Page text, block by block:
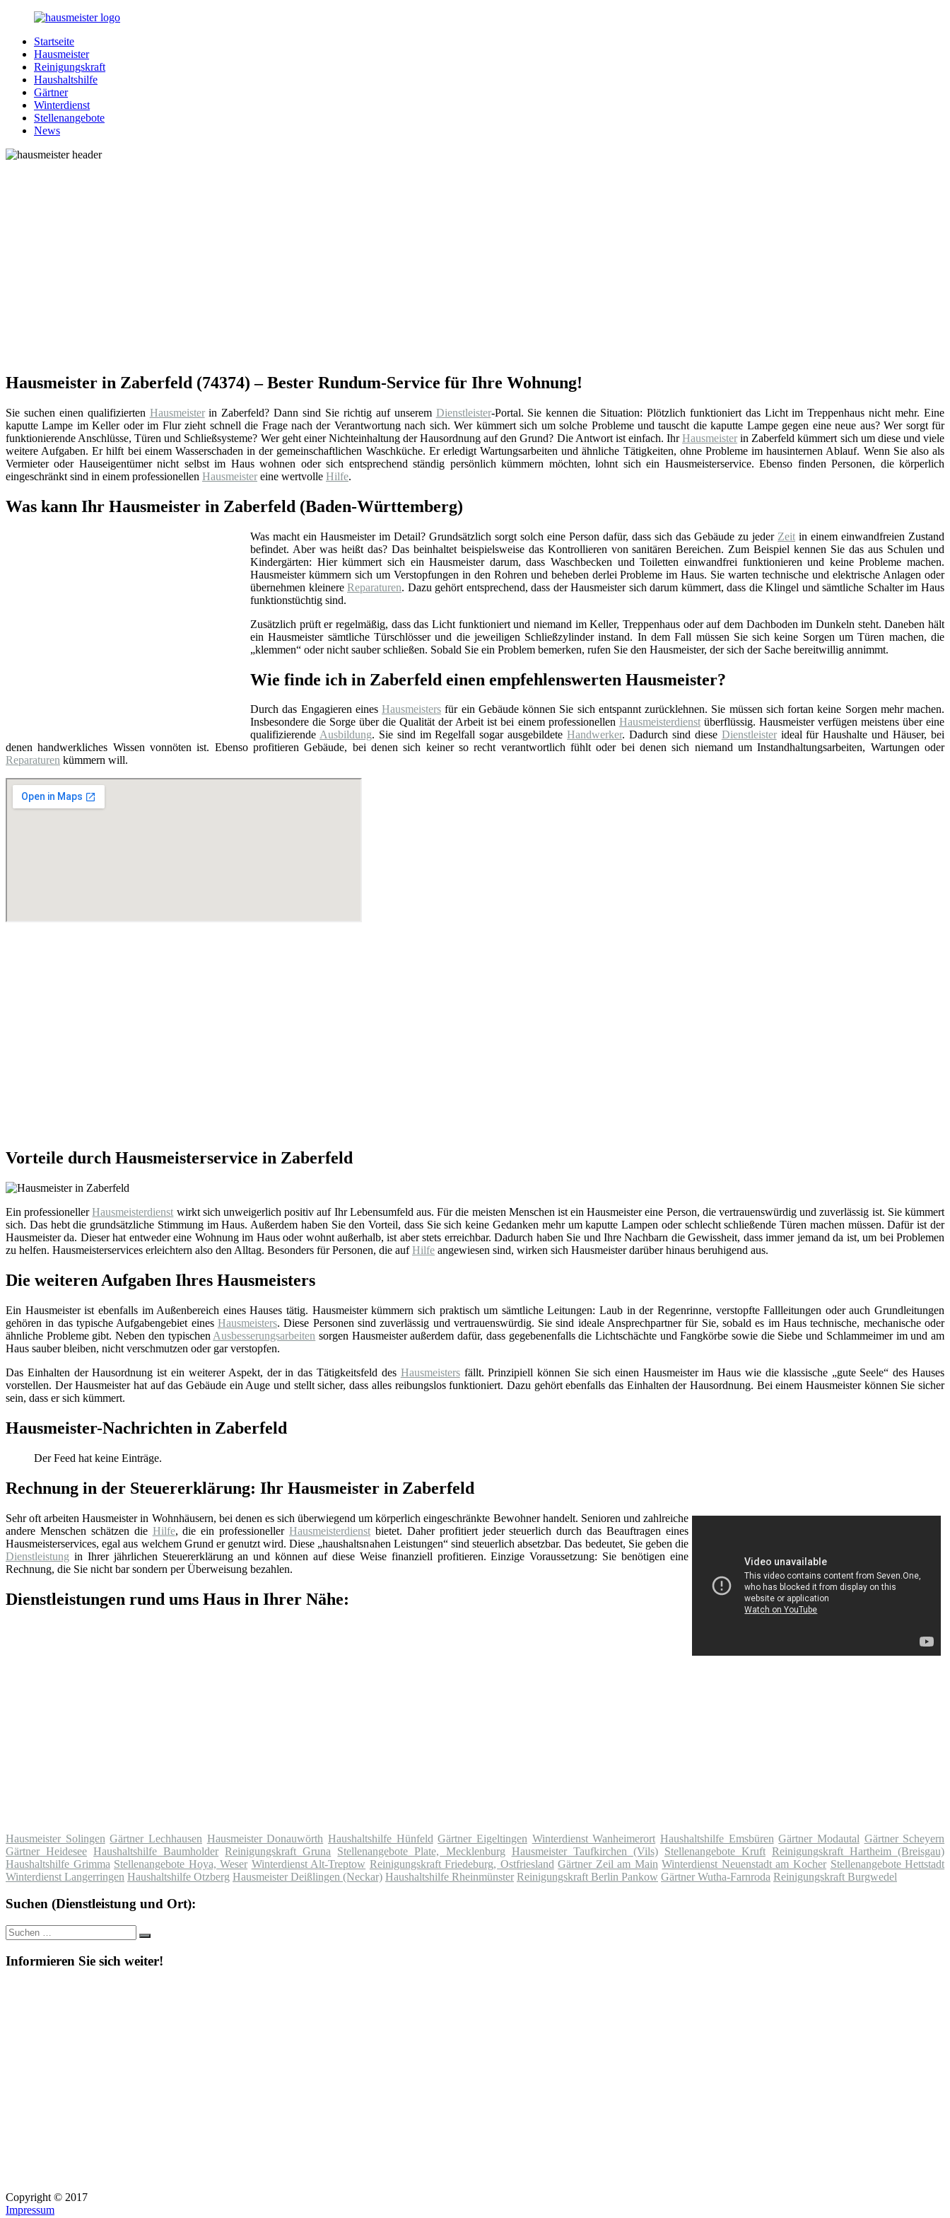
Zurück
Inhalt
Hausmeister.de
Alles
rund
Ihren
Haushalt
Startseite
Hausmeister
Reinigungskraft
Haushaltshilfe
Gärtner
Winterdienst
Stellenangebote
News
Hausmeister in Zaberfeld (74374) – Bester Rundum-Service für Ihre Wohnung!
Sie suchen einen qualifizierten Hausmeisterin Zaberfeld? Dann sind Sie richtig auf unserem Dienstleister-Portal. Sie kennen die Situation: Plötzlich funktioniert das Licht im Treppenhaus nicht mehr. Eine
kaputte Lampe im Keller oder im Flur zieht schnell die Frage nach der Verantwortung nach sich. Wer kümmert sich um solche Probleme und tauscht die kaputte Lampe gegen eine neue aus? Wer sorgt für
funktionierende Anschlüsse, Türen und Schließsysteme? Wer geht einer Nichteinhaltung der Hausordnung auf den Grund? Die Antwort ist einfach. IhrHausmeister in Zaberfeld kümmert sich um diese und viele
weitere Aufgaben. Er hilft bei einem Wasserschaden in der gemeinschaftlichen Waschküche. Er erledigt Wartungsarbeiten und ähnliche Tätigkeiten, ohne Probleme im hausinternen Ablauf. Wenn Sie also als
Vermieter oder Hauseigentümer nicht selbst im Haus wohnen oder sich entsprechend ständig persönlich kümmern möchten, lohnt sich ein Hausmeisterservice. Ebenso finden Personen, die körperlich
eingeschränkt sind in einem professionellen Hausmeister eine wertvolle Hilfe.
Was kann Ihr Hausmeister in Zaberfeld (Baden-Württemberg)
Was macht ein Hausmeister im Detail? Grundsätzlich sorgt solch eine Person dafür, dass sich das Gebäude zu jeder Zeit in einem einwandfreien Zustand
befindet. Aber was heißt das? Das beinhaltet beispielsweise das Kontrollieren von sanitären Bereichen. Zum Beispiel kennen Sie das aus Schulen und
Kindergärten: Hier kümmert sich ein Hausmeister darum, dass Waschbecken und Toiletten einwandfrei funktionieren und keine Probleme machen.
Hausmeister kümmern sich um Verstopfungen in den Rohren und beheben derlei Probleme im Haus. Sie warten technische und elektrische Anlagen oder
übernehmen kleinereReparaturen. Dazu gehört entsprechend, dass der Hausmeister sich darum kümmert, dass die Klingel und sämtliche Schalter im Haus
funktionstüchtig sind.
Zusätzlich prüft er regelmäßig, dass das Licht funktioniert und niemand im Keller, Treppenhaus oder auf dem Dachboden im Dunkeln steht. Daneben hält
ein Hausmeister sämtliche Türschlösser und die jeweiligen Schließzylinder instand. In dem Fall müssen Sie sich keine Sorgen um Türen machen, die
„klemmen“ oder nicht sauber schließen. Sobald Sie ein Problem bemerken, rufen Sie den Hausmeister, der sich der Sache bereitwillig annimmt.
Wie finde ich in Zaberfeld einen empfehlenswerten Hausmeister?
Durch das Engagieren eines Hausmeisters für ein Gebäude können Sie sich entspannt zurücklehnen. Sie müssen sich fortan keine Sorgen mehr machen.
Insbesondere die Sorge über die Qualität der Arbeit ist bei einem professionellen Hausmeisterdienstüberflüssig. Hausmeister verfügen meistens über eine
qualifizierende Ausbildung. Sie sind im Regelfall sogar ausgebildeteHandwerker. Dadurch sind diese Dienstleisterideal für Haushalte und Häuser, bei
denen handwerkliches Wissen vonnöten ist. Ebenso profitieren Gebäude, bei denen sich keiner so recht verantwortlich fühlt oder bei denen sich niemand um Instandhaltungsarbeiten, Wartungen oder
Reparaturen kümmern will.
Vorteile durch Hausmeisterservice in Zaberfeld
Ein professionellerHausmeisterdienst wirkt sich unweigerlich positiv auf Ihr Lebensumfeld aus. Für die meisten Menschen ist ein Hausmeister eine Person, die vertrauenswürdig und zuverlässig ist. Sie kümmert
sich. Das hebt die grundsätzliche Stimmung im Haus. Außerdem haben Sie den Vorteil, dass Sie sich keine Gedanken mehr um kaputte Lampen oder schlecht schließende Türen machen müssen. Dafür ist der
Hausmeister da. Dieser hat entweder eine Wohnung im Haus oder wohnt außerhalb, ist aber stets erreichbar. Dadurch haben Sie und Ihre Nachbarn die Gewissheit, dass immer jemand da ist, um bei Problemen
zu helfen. Hausmeisterservices erleichtern also den Alltag. Besonders für Personen, die aufHilfe angewiesen sind, wirken sich Hausmeister darüber hinaus beruhigend aus.
Die weiteren Aufgaben Ihres Hausmeisters
Ein Hausmeister ist ebenfalls im Außenbereich eines Hauses tätig. Hausmeister kümmern sich praktisch um sämtliche Leitungen: Laub in der Regenrinne, verstopfte Fallleitungen oder auch Grundleitungen
gehören in das typische Aufgabengebiet eines Hausmeisters. Diese Personen sind zuverlässig und vertrauenswürdig. Sie sind ideale Ansprechpartner für Sie, sobald es im Haus technische, mechanische oder
ähnliche Probleme gibt. Neben den typischen Ausbesserungsarbeiten sorgen Hausmeister außerdem dafür, dass gegebenenfalls die Lichtschächte und Fangkörbe sowie die Siebe und Schlammeimer im und am
Haus sauber bleiben, nicht verschmutzen oder gar verstopfen.
Das Einhalten der Hausordnung ist ein weiterer Aspekt, der in das Tätigkeitsfeld des Hausmeistersfällt. Prinzipiell können Sie sich einen Hausmeister im Haus wie die klassische „gute Seele“ des Hauses
vorstellen. Der Hausmeister hat auf das Gebäude ein Auge und stellt sicher, dass alles reibungslos funktioniert. Dazu gehört ebenfalls das Einhalten der Hausordnung. Bei einem Hausmeister können Sie sicher
sein, dass er sich kümmert.
Hausmeister-Nachrichten in Zaberfeld
Der Feed hat keine Einträge.
Rechnung in der Steuererklärung: Ihr Hausmeister in Zaberfeld
Sehr oft arbeiten Hausmeister in Wohnhäusern, bei denen es sich überwiegend um körperlich eingeschränkte Bewohner handelt. Senioren und zahlreiche
andere Menschen schätzen die Hilfe, die ein professionellerHausmeisterdienst bietet. Daher profitiert jeder steuerlich durch das Beauftragen eines
Hausmeisterservices, egal aus welchem Grund er genutzt wird. Diese „haushaltsnahen Leistungen“ sind steuerlich absetzbar. Das bedeutet, Sie geben die
Dienstleistung in Ihrer jährlichen Steuererklärung an und können auf diese Weise finanziell profitieren. Einzige Voraussetzung: Sie benötigen eine
Rechnung, die Sie nicht bar sondern per Überweisung bezahlen.
Dienstleistungen rund ums Haus in Ihrer Nähe:
Hausmeister Solingen Gärtner Lechhausen Hausmeister Donauwörth Haushaltshilfe Hünfeld Gärtner Eigeltingen Winterdienst Wanheimerort Haushaltshilfe Emsbüren Gärtner Modautal Gärtner Scheyern
Gärtner Heidesee Haushaltshilfe Baumholder Reinigungskraft Gruna Stellenangebote Plate, Mecklenburg Hausmeister Taufkirchen (Vils) Stellenangebote Kruft Reinigungskraft Hartheim (Breisgau)
Haushaltshilfe Grimma Stellenangebote Hoya, Weser Winterdienst Alt-Treptow Reinigungskraft Friedeburg, Ostfriesland Gärtner Zeil am Main Winterdienst Neuenstadt am Kocher Stellenangebote Hettstadt
Winterdienst Langerringen Haushaltshilfe Otzberg Hausmeister Deißlingen (Neckar) Haushaltshilfe Rheinmünster Reinigungskraft Berlin Pankow Gärtner Wutha-Farnroda Reinigungskraft Burgwedel
Suchen (Dienstleistung und Ort):
Suche
nach:
Suchen
Informieren Sie sich weiter!
Copyright © 2017
Impressum